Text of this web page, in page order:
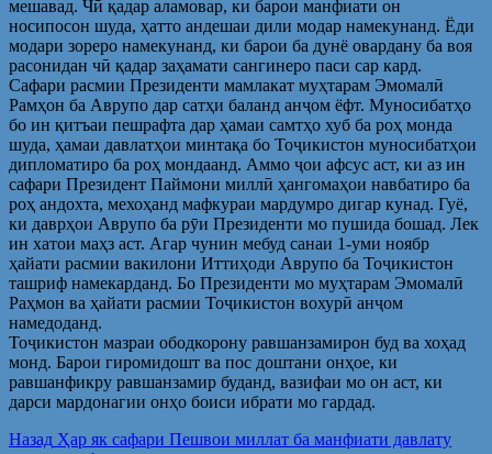
мешавад. Чӣ қадар аламовар, ки барои манфиати он
носипосон шуда, ҳатто андешаи дили модар намекунанд. Ёди
модари зореро намекунанд, ки барои ба дунё овардану ба воя
расонидан чӣ қадар заҳамати сангинеро паси сар кард.
Сафари расмии Президенти мамлакат муҳтарам Эмомалӣ
Рамҳон ба Аврупо дар сатҳи баланд анҷом ёфт. Муносибатҳо
бо ин қитъаи пешрафта дар ҳамаи самтҳо хуб ба роҳ монда
шуда, ҳамаи давлатҳои минтақа бо Тоҷикистон муносибатҳои
дипломатиро ба роҳ мондаанд. Аммо ҷои афсус аст, ки аз ин
сафари Президент Паймони миллӣ ҳангомаҳои навбатиро ба
роҳ андохта, мехоҳанд мафкураи мардумро дигар кунад. Гуё,
ки даврҳои Аврупо ба рӯи Президенти мо пушида бошад. Лек
ин хатои маҳз аст. Агар чунин мебуд санаи 1-уми ноябр
ҳайати расмии вакилони Иттиҳоди Аврупо ба Тоҷикистон
ташриф намекарданд. Бо Президенти мо муҳтарам Эмомалӣ
Раҳмон ва ҳайати расмии Тоҷикистон вохурӣ анҷом
намедоданд.
Тоҷикистон мазраи ободкорону равшанзамирон буд ва хоҳад
монд. Барои гиромидошт ва пос доштани онҳое, ки
равшанфикру равшанзамир буданд, вазифаи мо он аст, ки
дарси мардонагии онҳо боиси ибрати мо гардад.
Post
Назад Предыдущая
Ҳар як сафари Пешвои миллат ба манфиати давлату